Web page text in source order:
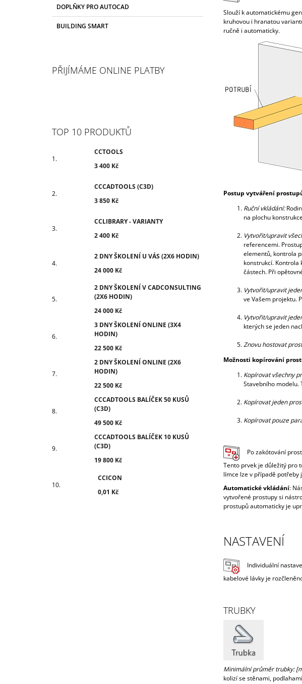
G
O
DOPLŇKY PRO AUTOCAD
BUILDING SMART
PŘIJÍMÁME ONLINE PLATBY
TOP 10 PRODUKTŮ
CCTOOLS
3 400 Kč
CCCADTOOLS (C3D)
3 850 Kč
CCLIBRARY - VARIANTY
2 400 Kč
2 DNY ŠKOLENÍ U VÁS (2X6 HODIN)
24 000 Kč
2 DNY ŠKOLENÍ V CADCONSULTING
(2X6 HODIN)
24 000 Kč
3 DNY ŠKOLENÍ ONLINE (3X4
HODIN)
22 500 Kč
2 DNY ŠKOLENÍ ONLINE (2X6
HODIN)
22 500 Kč
CCCADTOOLS BALÍČEK 50 KUSŮ
(C3D)
49 500 Kč
CCCADTOOLS BALÍČEK 10 KUSŮ
(C3D)
19 800 Kč
CCICON
0,01 Kč
Slouží k automatickému
kruhovou i hranatou
ručně i automaticky.
Postup vytváření
Ruční vkládání:
na plochu
Vytvořit/upravit
referencemi.
elementů, kontrola
konstrukcí.
částech. Při
Vytvořit/upravit
ve Vašem projektu.
Vytvořit/upravit
kterých se jeden
Znovu hostovat
Možnosti kopírování
Kopírovat všechny
Stavebního
Kopírovat jeden
Kopírovat pouze
Po zakótování
Tento prvek je důležitý pro
límce lze v případě
Automatické vkládání:
vytvořené prostupy si
prostupů automaticky je
NASTAVENÍ
Individuální
kabelové lávky je
TRUBKY
Minimální průměr trubky:
kolizí se stěnami,
3 400 Kč
3 850 Kč